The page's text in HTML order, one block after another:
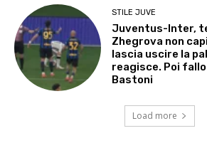
STILE JUVE
Juventus-Inter,
Zhegrova non
lascia uscire la
reagisce. Poi
Bastoni
Load more